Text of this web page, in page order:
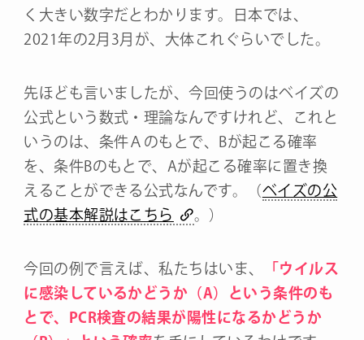
く大きい数字だとわかります。日本では、
2021年の2月3月が、大体これぐらいでした。
先ほども言いましたが、今回使うのはベイズの
公式という数式・理論なんですけれど、これと
いうのは、条件Ａのもとで、Bが起こる確率
を、条件Bのもとで、Aが起こる確率に置き換
えることができる公式なんです。（ベイズの公
式の基本解説はこちら
。）
今回の例で言えば、私たちはいま、
「ウイルス
に感染しているかどうか（A）という条件のも
とで、PCR検査の結果が陽性になるかどうか